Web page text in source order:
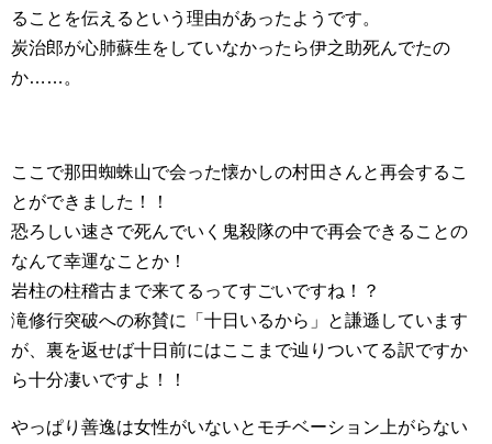
ることを伝えるという理由があったようです。
炭治郎が心肺蘇生をしていなかったら伊之助死んでたの
か……。
ここで那田蜘蛛山で会った懐かしの村田さんと再会するこ
とができました！！
恐ろしい速さで死んでいく鬼殺隊の中で再会できることの
なんて幸運なことか！
岩柱の柱稽古まで来てるってすごいですね！？
滝修行突破への称賛に「十日いるから」と謙遜しています
が、裏を返せば十日前にはここまで辿りついてる訳ですか
ら十分凄いですよ！！
やっぱり善逸は女性がいないとモチベーション上がらない